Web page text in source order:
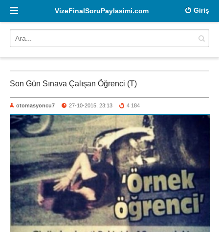
Giriş
VizeFinalSoruPaylasimi.com
Son Gün Sınava Çalışan Öğrenci (T)
otomasyoncu7 27-10-2015, 23:13 4 184